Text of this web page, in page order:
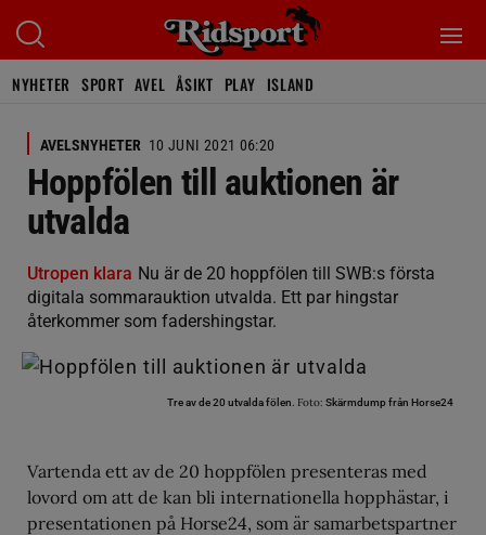
NYHETER SPORT AVEL ÅSIKT PLAY ISLAND
AVELSNYHETER 10 JUNI 2021 06:20
Hoppfölen till auktionen är
utvalda
Utropen klara Nu är de 20 hoppfölen till SWB:s första
digitala sommarauktion utvalda. Ett par hingstar
återkommer som fadershingstar.
Tre av de 20 utvalda fölen. Foto: Skärmdump från Horse24
Vartenda ett av de 20 hoppfölen presenteras med
lovord om att de kan bli internationella hopphästar, i
presentationen på Horse24, som är samarbetspartner